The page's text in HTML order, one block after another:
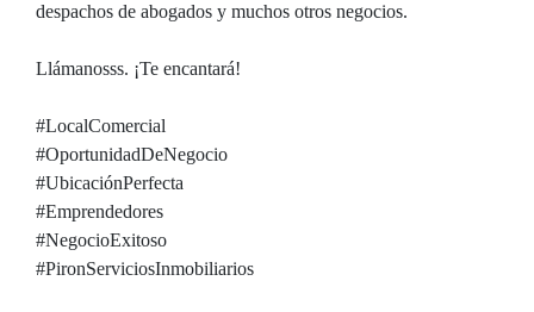
despachos de abogados y muchos otros negocios.
Llámanosss. ¡Te encantará!
#LocalComercial
#OportunidadDeNegocio
#UbicaciónPerfecta
#Emprendedores
#NegocioExitoso
#PironServiciosInmobiliarios